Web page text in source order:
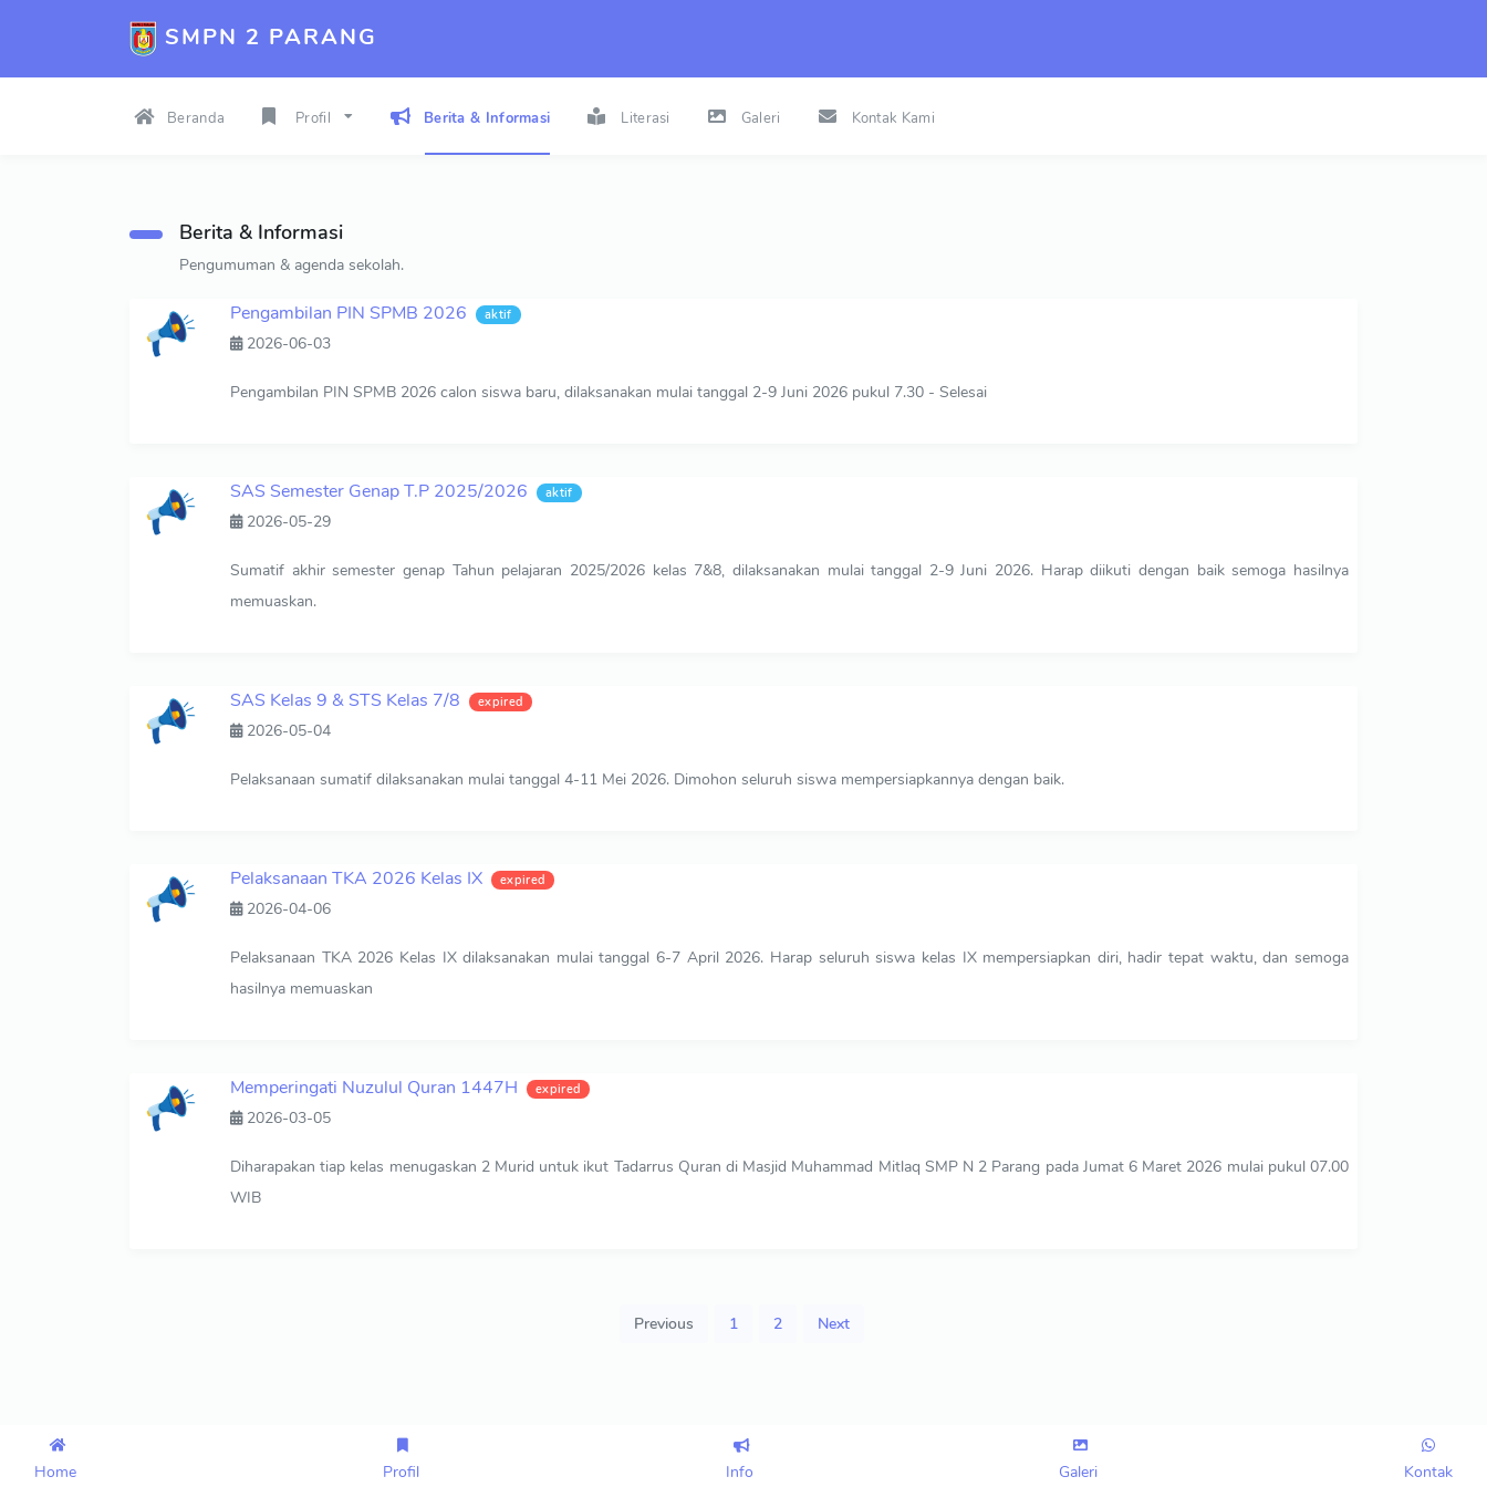
SMPN 2 PARANG
Beranda Profil Berita & Informasi Literasi Galeri Kontak Kami
Home Profil Info Galeri Kontak
Berita & Informasi
Pengumuman & agenda sekolah.
Pengambilan PIN SPMB 2026 aktif
2026-06-03
Pengambilan PIN SPMB 2026 calon siswa baru, dilaksanakan mulai tanggal 2-9 Juni 2026 pukul 7.30 - Selesai
SAS Semester Genap T.P 2025/2026 aktif
2026-05-29
Sumatif akhir semester genap Tahun pelajaran 2025/2026 kelas 7&8, dilaksanakan mulai tanggal 2-9 Juni 2026. Harap diikuti dengan baik semoga hasilnya
memuaskan.
SAS Kelas 9 & STS Kelas 7/8 expired
2026-05-04
Pelaksanaan sumatif dilaksanakan mulai tanggal 4-11 Mei 2026. Dimohon seluruh siswa mempersiapkannya dengan baik.
Pelaksanaan TKA 2026 Kelas IX expired
2026-04-06
Pelaksanaan TKA 2026 Kelas IX dilaksanakan mulai tanggal 6-7 April 2026. Harap seluruh siswa kelas IX mempersiapkan diri, hadir tepat waktu, dan semoga
hasilnya memuaskan
Memperingati Nuzulul Quran 1447H expired
2026-03-05
Diharapakan tiap kelas menugaskan 2 Murid untuk ikut Tadarrus Quran di Masjid Muhammad Mitlaq SMP N 2 Parang pada Jumat 6 Maret 2026 mulai pukul 07.00
WIB
Previous 1 2 Next
Copyright © 2023 | smpn2parang.sch.id